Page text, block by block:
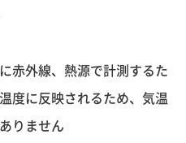
赤外線、熱源で計測するた
度に反映されるため、気温
りません